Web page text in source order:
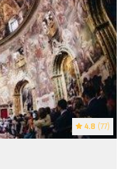
4.8 (77)